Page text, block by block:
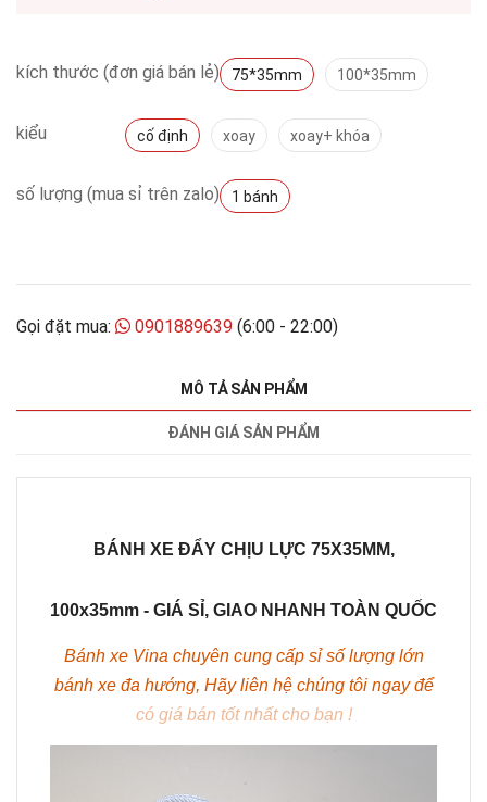
kích thước (đơn giá bán lẻ) 75*35mm 100*35mm
kiểu cố định xoay xoay+ khóa
số lượng (mua sỉ trên zalo) 1 bánh
Gọi đặt mua: 0901889639 (6:00 - 22:00)
MÔ TẢ SẢN PHẨM
ĐÁNH GIÁ SẢN PHẨM
BÁNH XE ĐẨY CHỊU LỰC 75X35MM,
100x35mm - GIÁ SỈ, GIAO NHANH TOÀN QUỐC
Bánh xe Vina chuyên cung cấp sỉ số lượng lớn
bánh xe đa hướng, Hãy liên hệ chúng tôi ngay để
có giá bán tốt nhất cho bạn !